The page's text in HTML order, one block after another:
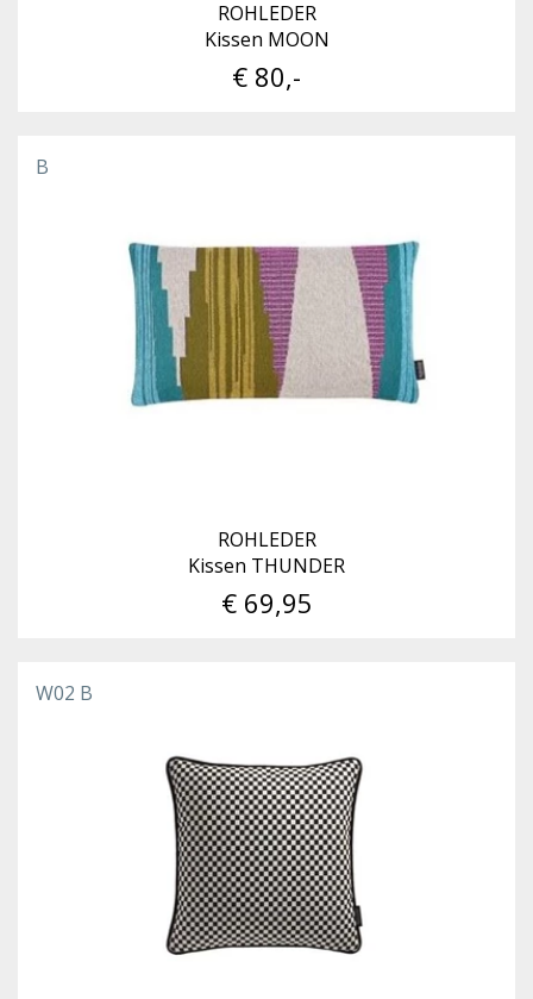
ROHLEDER
Kissen MOON
€ 80,-
B
ROHLEDER
Kissen THUNDER
€ 69,95
W02 B